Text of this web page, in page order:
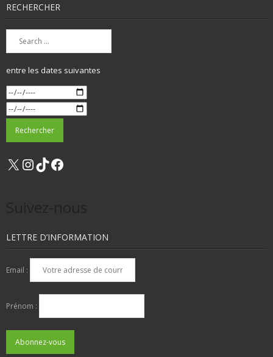
RECHERCHER
entre les dates suivantes
X Instagram
TikTok
LETTRE D’INFORMATION
Email :
Prénom :